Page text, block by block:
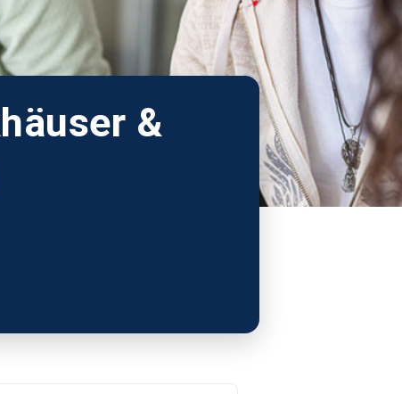
DSGVO-Einverständnis
Mit Setzen des Hakens erkläre ich mich
einverstanden, dass die von mir erhobenen
Daten für die Bearbeitung meiner Anfrage
elektronisch erhoben und gespeichert
&